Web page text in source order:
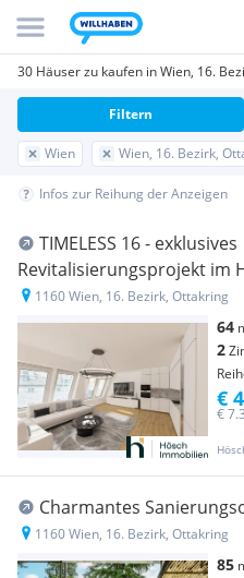
30 Häuser zu kaufen in Wien, 16.
Wien Wien, 16. Bezirk,
Filtern
Infos zur Reihung der Anzeigen
TIMELESS 16 - exklusives
Revitalisierungsprojekt im
REIHENHÄUSER im
1160 Wien, 16. Bezirk, Ottakring
64
2
€
€
Charmantes
1160 Wien, 16. Bezirk, Ottakring
85